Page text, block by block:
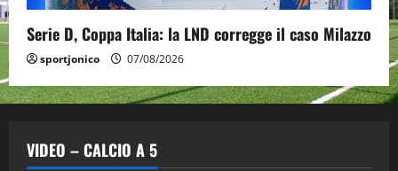
Serie D, Coppa Italia: la LND corregge il caso Milazzo
sportjonico 07/08/2026
VIDEO – CALCIO A 5